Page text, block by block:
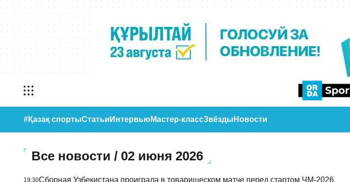
#Қазақ спортыСтатьи Интервью Мастер-классЗвёзды Новости
Все новости / 02 июня 2026
19:30Сборная Узбекистана проиграла в товарищеском матче перед стартом ЧМ-2026